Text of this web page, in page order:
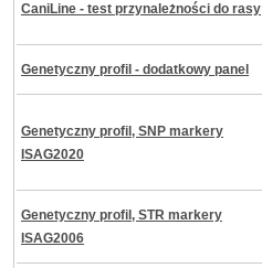
CaniLine - test przynależności do rasy
Genetyczny profil - dodatkowy panel
Genetyczny profil, SNP markery
ISAG2020
Genetyczny profil, STR markery
ISAG2006